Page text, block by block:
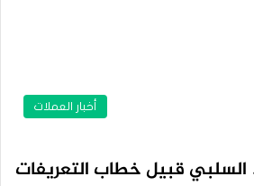
أخبار العملات
السلبي قبيل خطاب التعريفات